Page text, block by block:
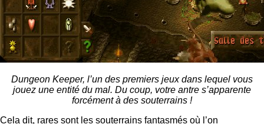
Dungeon Keeper, l’un des premiers jeux dans lequel vous
jouez une entité du mal. Du coup, votre antre s’apparente
forcément à des souterrains !
Cela dit, rares sont les souterrains fantasmés où l’on